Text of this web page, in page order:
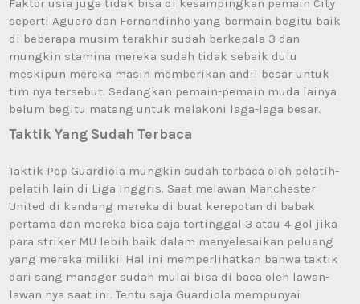
Faktor usia juga tidak bisa di kesampingkan pemain City
seperti Aguero dan Fernandinho yang bermain begitu baik
di beberapa musim terakhir sudah berkepala 3 dan
mungkin stamina mereka sudah tidak sebaik dulu
meskipun mereka masih memberikan andil besar untuk
tim nya tersebut. Sedangkan pemain-pemain muda lainya
belum begitu matang untuk melakoni laga-laga besar.
Taktik Yang Sudah Terbaca
Taktik Pep Guardiola mungkin sudah terbaca oleh pelatih-
pelatih lain di Liga Inggris. Saat melawan Manchester
United di kandang mereka di buat kerepotan di babak
pertama dan mereka bisa saja tertinggal 3 atau 4 gol jika
para striker MU lebih baik dalam menyelesaikan peluang
yang mereka miliki. Hal ini memperlihatkan bahwa taktik
dari sang manager sudah mulai bisa di baca oleh lawan-
lawan nya saat ini. Tentu saja Guardiola mempunyai